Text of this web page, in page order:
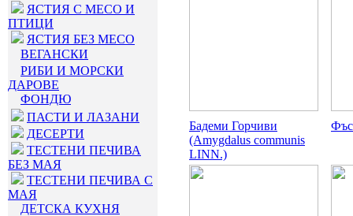
ЯСТИЯ С МЕСО И
ПТИЦИ
ЯСТИЯ БЕЗ МЕСО
ВЕГАНСКИ
РИБИ И МОРСКИ
ДАРОВЕ
ФОНДЮ
ПАСТИ И ЛАЗАНИ
ДЕСЕРТИ
ТЕСТЕНИ ПЕЧИВА
БЕЗ МАЯ
ТЕСТЕНИ ПЕЧИВА С
МАЯ
ДЕТСКА КУХНЯ
Бадеми Горчиви
(Amygdalus communis
LINN.)